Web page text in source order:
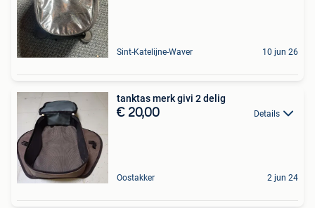
Sint-Katelijne-Waver 10 jun 26
tanktas merk givi 2 delig
€ 20,00 Details
Oostakker 2 jun 24